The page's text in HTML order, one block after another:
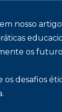
nosso
os
desafios